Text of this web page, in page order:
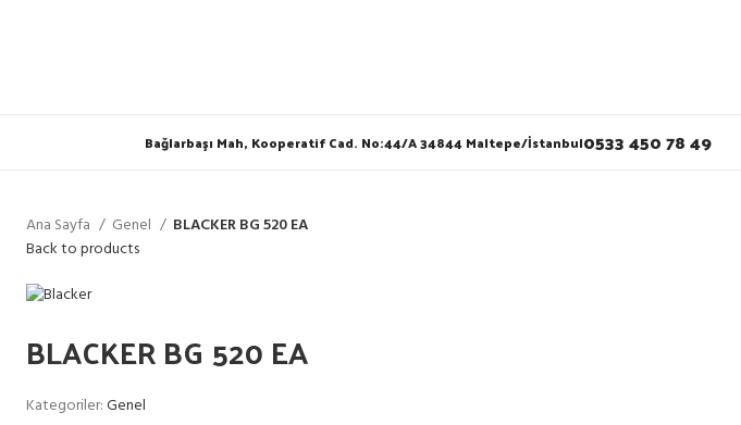
Bağlarbaşı Mah, Kooperatif Cad. No:44/A 34844 Maltepe/İstanbul0533 450 78 49
Ana Sayfa Genel
BLACKER BG 520 EA
Back to products
BLACKER BG 520 EA
Kategoriler:Genel